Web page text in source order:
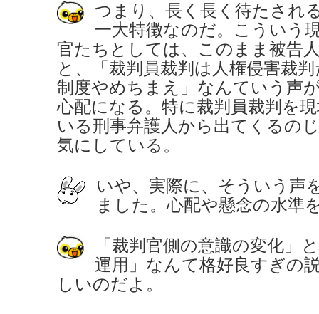
つまり、長く長く待たされ
一大特徴なのだ。こういう
官たちとしては、このまま被告
と、「裁判員裁判は人権侵害裁
制度やめちまえ」なんていう声
心配になる。特に裁判員裁判を
いる刑事弁護人から出てくるの
気にしている。
いや、実際に、そういう声
ました。心配や懸念の水準
「裁判官側の意識の変化」
運用」なんて格好良すぎの
しいのだよ。